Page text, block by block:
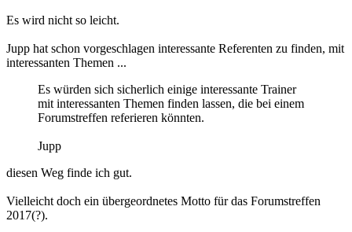
Es wird nicht so leicht.
Jupp hat schon vorgeschlagen interessante Referenten zu finden, mit
interessanten Themen ...
Es würden sich sicherlich einige interessante Trainer
mit interessanten Themen finden lassen, die bei einem
Forumstreffen referieren könnten.
Jupp
diesen Weg finde ich gut.
Vielleicht doch ein übergeordnetes Motto für das Forumstreffen
2017(?).